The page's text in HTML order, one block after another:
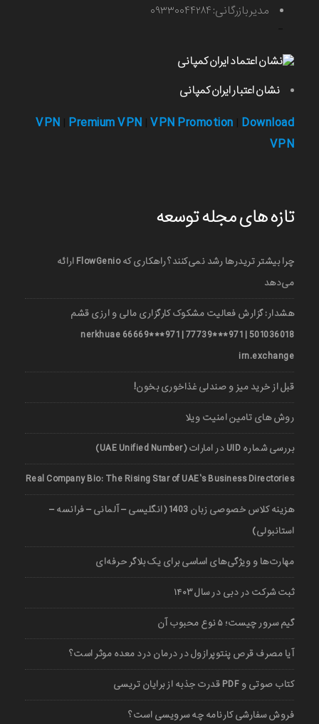
مدیر بازرگانی: ۰۹۳۳۰۰۴۴۲۸۴
نشان اعتبار ایران کمپانی
VPN Premium VPN VPN Promotion Download
VPN
تازه های مجله توسعه
چرا بیشتر تریدرها رشد نمی‌کنند؟ راهکاری که FlowGenio ارائه
می‌دهد
هشدار: گزارش فعالیت مشکوک کارگزاری مالی و ارزی قشم
501036018 | 971***77739 | 971***66669 nerkhuae
irn.exchange
قبل از خرید میز و صندلی غذاخوری بخون!
روش های تامین امنیت ویلا
بررسی شماره UID در امارات (UAE Unified Number)
Real Company Bio: The Rising Star of UAE’s Business Directories
هزینه کلاس خصوصی زبان 1403 (انگلیسی – آلمانی – فرانسه –
استانبولی)
مهارت‌ها و ویژگی‌های اساسی برای یک بلاگر حرفه‌ای
ثبت شرکت در دبی در سال ۱۴۰۳
گیم سرور چیست؛ ۵ نوع محبوب آن
آیا مصرف قرص پنتوپرازول در درمان درد معده موثر است؟
کتاب صوتی و PDF قدرت جذبه از برایان تریسی
فروش سفارشی کارنامه چه سرویسی است؟